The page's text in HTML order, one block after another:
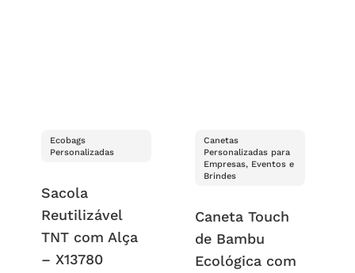
Ecobags
Personalizadas
Sacola
Reutilizável
TNT com Alça
– X13780
Canetas
Personalizadas para
Empresas, Eventos e
Brindes
Caneta Touch
de Bambu
Ecológica com